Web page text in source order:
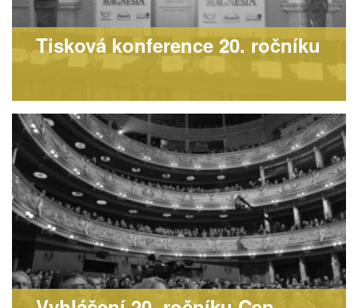
Tisková konference 20. ročníku